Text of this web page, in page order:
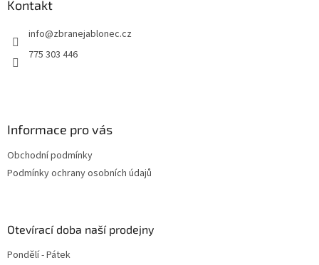
Kontakt
info@zbranejablonec.cz
775 303 446
Informace pro vás
Obchodní podmínky
Podmínky ochrany osobních údajů
Otevírací doba naší prodejny
Pondělí - Pátek